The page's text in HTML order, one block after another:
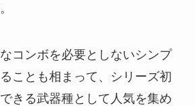
コンボを必要としないシンプ
ことも相まって、シリーズ初
きる武器種として人気を集め